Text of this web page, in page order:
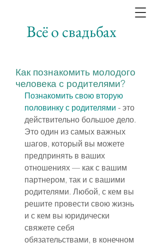
Всё о свадьбах
Как познакомить молодого
человека с родителями?
Познакомить свою вторую
половинку с родителями - это
действительно большое дело.
Это один из самых важных
шагов, который вы можете
предпринять в ваших
отношениях — как с вашим
партнером, так и с вашими
родителями. Любой, с кем вы
решите провести свою жизнь
и с кем вы юридически
свяжете себя
обязательствами, в конечном